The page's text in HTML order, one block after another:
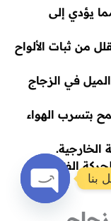
يؤدي إلى
من ثبات الألواح
في الزجاج
بتسرب الهواء
الخارجية.
الفتح
بنا